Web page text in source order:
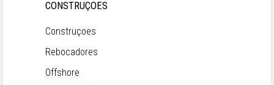
CONSTRUÇOES
Construçoes
Rebocadores
Offshore